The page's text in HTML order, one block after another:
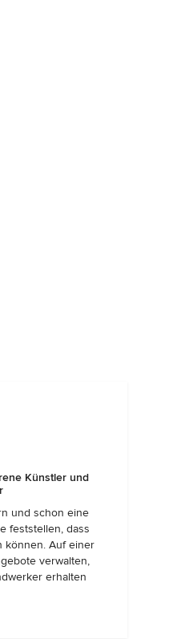
Künstler und
und schon eine
feststellen, dass
können. Auf einer
verwalten,
erhalten